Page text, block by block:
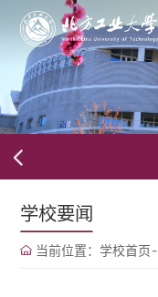
学校要闻
当前位置： 学校首页-